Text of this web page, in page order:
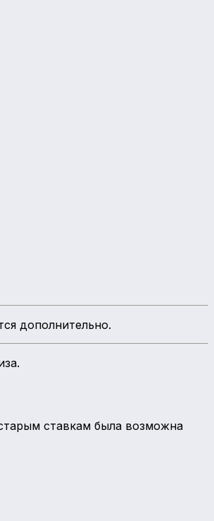
дополнительно.
ставкам была возможна